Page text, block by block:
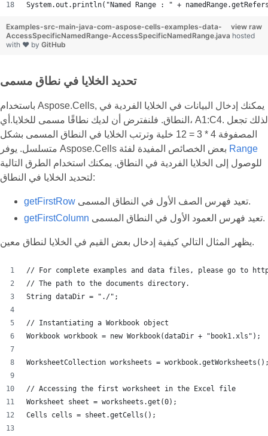
System.out.println("Named Range : " +
view raw
Examples-src-main-java-com-aspose-cells-examples-data-
AccessSpecificNamedRange-AccessSpecificNamedRange.java hosted
with ❤ by GitHub
تحديد الخلايا في نطاق مسمى
باستخدام Aspose.Cells, يمكنك إدخال البيانات في الخلايا الفردية في
النطاق. فلنفترض أن لديك نطاقًا مسمى للخلايا.أي، A1:C4. لذلك تجعل
المصفوفة 4 * 3 = 12 خلية وترتب الخلايا في النطاق المسمى بشكل
Range
للوصول إلى الخلايا الفردية في النطاق. يمكنك استخدام الطرق التالية
لتحديد الخلايا في النطاق:
getFirstRow
تعيد فهرس الصف الأول في النطاق المسمى.
getFirstColumn
تعيد فهرس العمود الأول في النطاق المسمى.
يظهر المثال التالي كيفية إدخال بعض القيم في الخلايا لنطاق معين.
// For complete examples and data files, please go to
// The path to the documents directory.
String dataDir = "./";
// Instantiating a Workbook object
Workbook workbook = new Workbook(dataDir + "book1.xls");
WorksheetCollection worksheets =
// Accessing the first worksheet in the Excel file
Worksheet sheet = worksheets.get(0);
Cells cells = sheet.getCells();